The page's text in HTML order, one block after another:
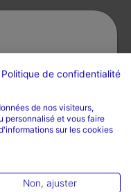
ou moins
de 110 degrés
une langue
Politique de confidentialité
de nos visiteurs,
personnalisé et vous faire
sur les cookies
Non, ajuster